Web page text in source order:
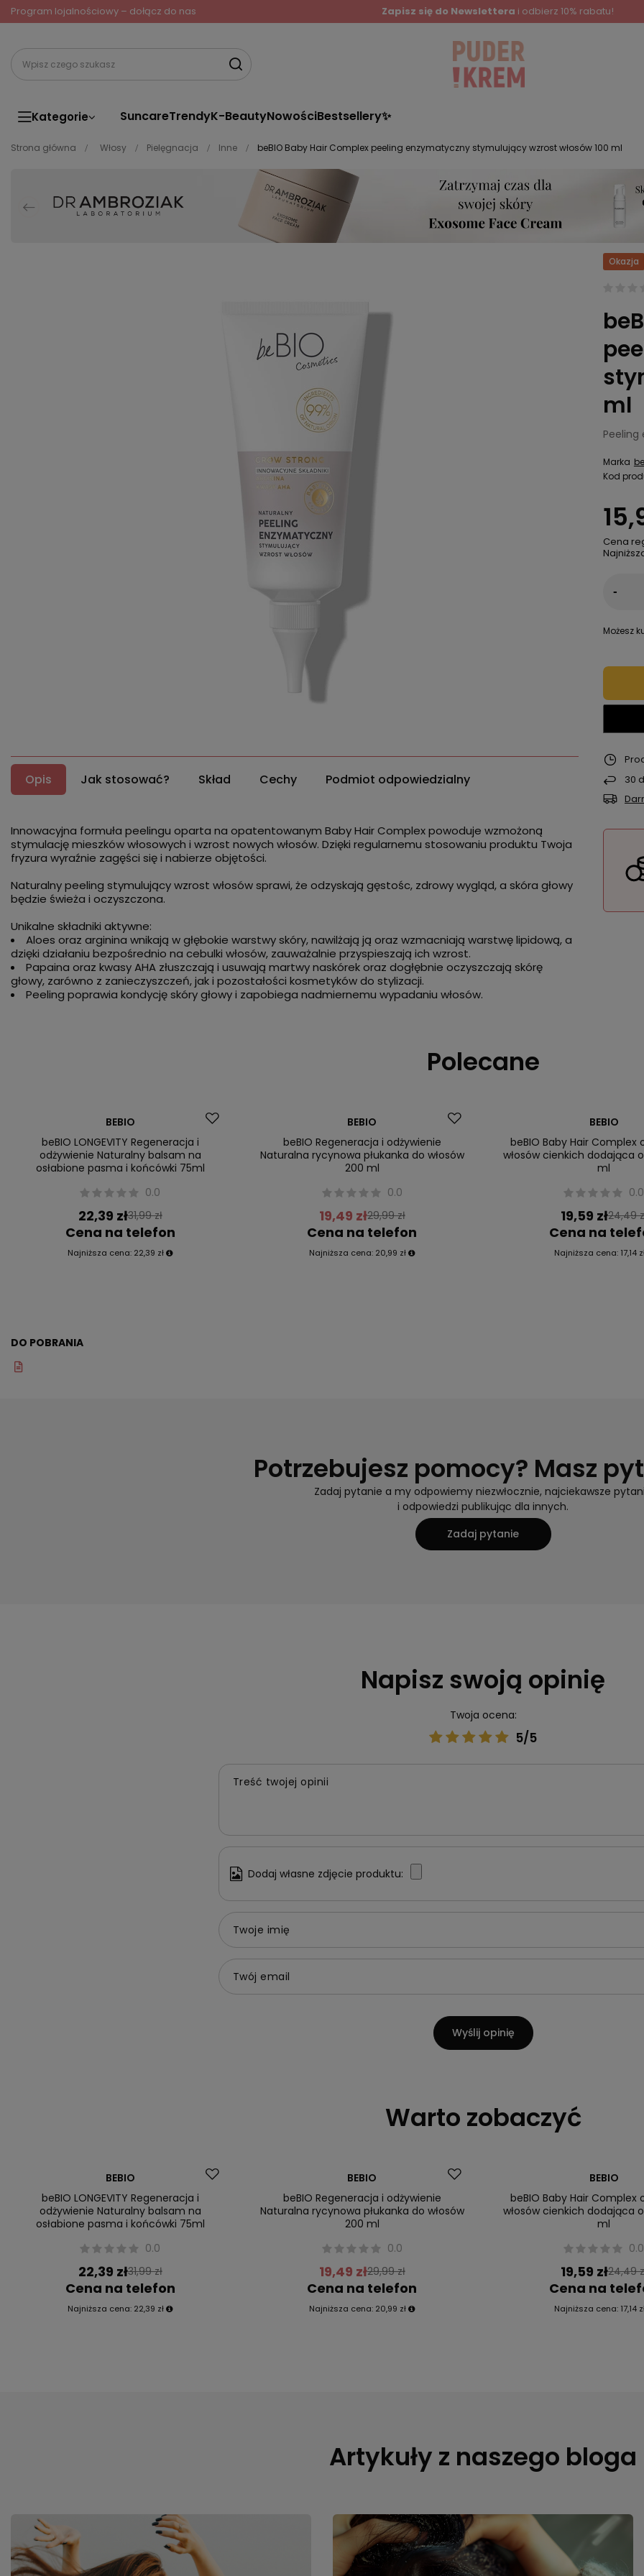
Program lojalnościowy – dołącz do nas Zapisz się do Newslettera i odbierz 10% rabatu!
Kategorie SuncareTrendyK-BeautyNowościBestsellery✨
Strona główna Włosy Pielęgnacja Inne beBIO Baby Hair Complex peeling enzymatyczny stymulujący wzrost włosów 100 ml
Opis Jak stosować? Skład Cechy Podmiot odpowiedzialny
Innowacyjna formuła peelingu oparta na opatentowanym Baby Hair Complex powoduje wzmożoną
stymulację mieszków włosowych i wzrost nowych włosów. Dzięki regularnemu stosowaniu produktu Twoja
fryzura wyraźnie zagęści się i nabierze objętości.
Naturalny peeling stymulujący wzrost włosów sprawi, że odzyskają gęstośc, zdrowy wygląd, a skóra głowy
będzie świeża i oczyszczona.
Unikalne składniki aktywne:
Aloes oraz arginina wnikają w głębokie warstwy skóry, nawilżają ją oraz wzmacniają warstwę lipidową, a
dzięki działaniu bezpośrednio na cebulki włosów, zauważalnie przyspieszają ich wzrost.
Papaina oraz kwasy AHA złuszczają i usuwają martwy naskórek oraz dogłębnie oczyszczają skórę
głowy, zarówno z zanieczyszczeń, jak i pozostałości kosmetyków do stylizacji.
Peeling poprawia kondycję skóry głowy i zapobiega nadmiernemu wypadaniu włosów.
Okazja
ml
Peeling
Marka
Kod
Cena
-
Możesz
30
Polecane
BEBIO
beBIO LONGEVITY Regeneracja i
odżywienie Naturalny balsam na
osłabione pasma i końcówki 75ml
0.0
22,39 zł31,99 zł
Cena na telefon
Najniższa cena: 22,39 zł
BEBIO
beBIO Regeneracja i odżywienie
Naturalna rycynowa płukanka do włosów
200 ml
0.0
19,49 zł29,99 zł
Cena na telefon
Najniższa cena: 20,99 zł
BEBIO
beBIO Baby Hair Complex
włosów cienkich dodająca
ml
0.0
19,59 zł24,49
Cena na
Najniższa cena: 17,14
DO POBRANIA
Potrzebujesz pomocy? Masz
Zadaj pytanie a my odpowiemy niezwłocznie, najciekawsze
i odpowiedzi publikując dla innych.
Zadaj pytanie
Napisz swoją opinię
Twoja ocena:
5/5
Treść twojej opinii
Dodaj własne zdjęcie produktu:
Twoje imię
Twój email
Wyślij opinię
Warto zobaczyć
BEBIO
beBIO LONGEVITY Regeneracja i
odżywienie Naturalny balsam na
osłabione pasma i końcówki 75ml
0.0
22,39 zł31,99 zł
Cena na telefon
Najniższa cena: 22,39 zł
BEBIO
beBIO Regeneracja i odżywienie
Naturalna rycynowa płukanka do włosów
200 ml
0.0
19,49 zł29,99 zł
Cena na telefon
Najniższa cena: 20,99 zł
BEBIO
beBIO Baby Hair Complex
włosów cienkich dodająca
ml
0.0
19,59 zł24,49
Cena na
Najniższa cena: 17,14
Artykuły z naszego bloga